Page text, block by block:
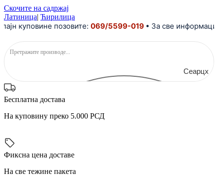
Скочите на садржај
Латиница| Ћирилица
позовите:069/5599-019• За све информације и
Сеарцх
Бесплатна достава
На куповину преко 5.000 РСД
Фиксна цена доставе
На све тежине пакета